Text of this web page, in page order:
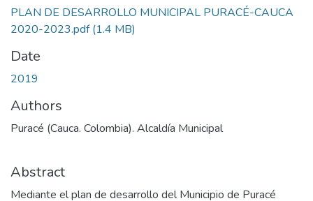
PLAN DE DESARROLLO MUNICIPAL PURACÉ-CAUCA
2020-2023.pdf(1.4 MB)
Date
2019
Authors
Puracé (Cauca. Colombia). Alcaldía Municipal
Abstract
Mediante el plan de desarrollo del Municipio de Puracé